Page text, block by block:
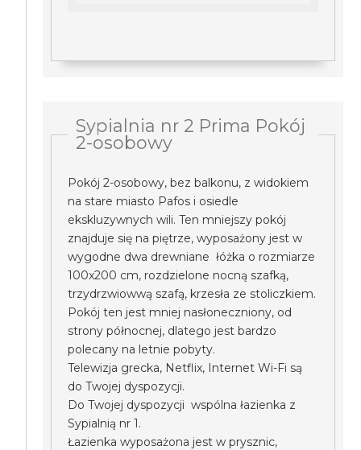
Sypialnia nr 2 Prima Pokój
2-osobowy
Pokój 2-osobowy, bez balkonu, z widokiem
na stare miasto Pafos i osiedle
ekskluzywnych wili. Ten mniejszy pokój
znajduje się na piętrze, wyposażony jest w
wygodne dwa drewniane łóżka o rozmiarze
100x200 cm, rozdzielone nocną szafką,
trzydrzwiowwą szafą, krzesła ze stoliczkiem.
Pokój ten jest mniej nasłoneczniony, od
strony północnej, dlatego jest bardzo
polecany na letnie pobyty.
Telewizja grecka, Netflix, Internet Wi-Fi są
do Twojej dyspozycji.
Do Twojej dyspozycji wspólna łazienka z
Sypialnią nr 1.
Łazienka wyposażona jest w prysznic,